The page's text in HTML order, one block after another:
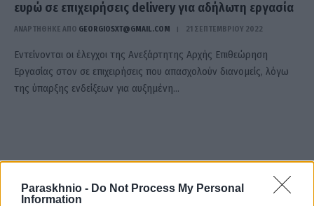
Paraskhnio - Do Not Process My Personal
Information
ευρώ σε επιχειρήσεις delivery για αδήλωτη εργασία
ΑΝΑΡΤΗΘΗΚΕ ΑΠΟ GEORGIOSXT@GMAIL.COM 21 ΣΕΠΤΕΜΒΡΊΟΥ 2022
Εντείνονται οι έλεγχοι της Ανεξάρτητης Αρχής Επιθεώρηση
Εργασίας στον σε επιχειρήσεις που απασχολούν διανομείς, λόγω
της ύπαρξης ενδείξεων για αυξημένη…